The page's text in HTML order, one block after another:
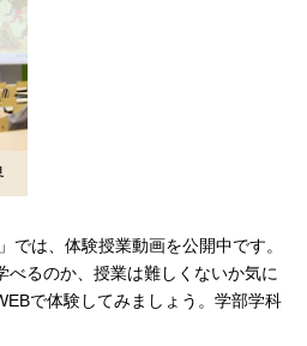
では、体験授業動画を公開中です。
べるのか、授業は難しくないか気に
で体験してみましょう。学部学科